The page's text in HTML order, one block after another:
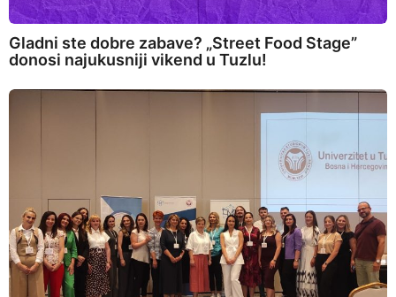
Gladni ste dobre zabave? „Street Food Stage”
donosi najukusniji vikend u Tuzlu!